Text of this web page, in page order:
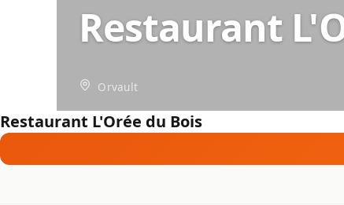
Restaurant
Orvault
Restaurant L'Orée du Bois